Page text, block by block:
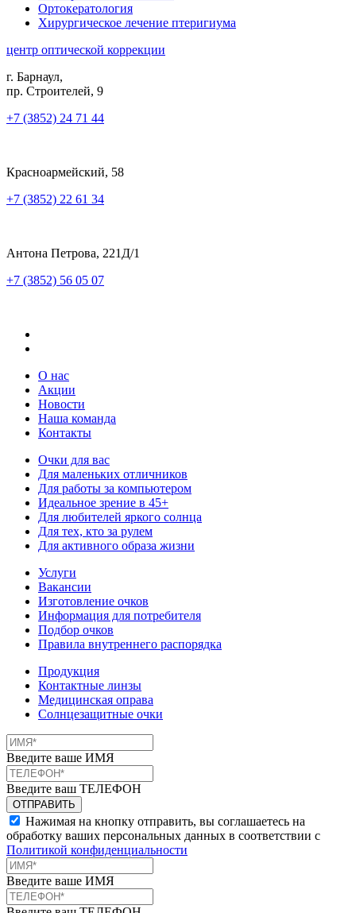
Ортокератология
Хирургическое лечение птеригиума
центр оптической коррекции
г. Барнаул,
пр. Строителей, 9
+7 (3852) 24 71 44
Красноармейский, 58
+7 (3852) 22 61 34
Антона Петрова, 221Д/1
+7 (3852) 56 05 07
О нас
Акции
Новости
Наша команда
Контакты
Очки для вас
Для маленьких отличников
Для работы за компьютером
Идеальное зрение в 45+
Для любителей яркого солнца
Для тех, кто за рулем
Для активного образа жизни
Услуги
Вакансии
Изготовление очков
Информация для потребителя
Подбор очков
Правила внутреннего распорядка
Продукция
Контактные линзы
Медицинская оправа
Солнцезащитные очки
Введите ваше ИМЯ
Введите ваш ТЕЛЕФОН
Нажимая на кнопку отправить, вы соглашаетесь на
обработку ваших персональных данных в соответствии с
Политикой конфиденциальности
Введите ваше ИМЯ